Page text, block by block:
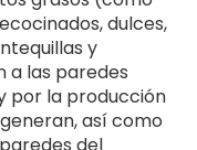
dulces,
y
a las paredes
por la producción
así como